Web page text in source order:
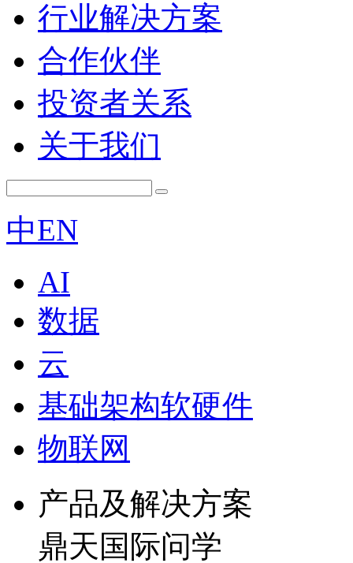
行业解决方案
合作伙伴
投资者关系
关于我们
中EN
AI
数据
云
基础架构软硬件
物联网
产品及解决方案
鼎天国际问学